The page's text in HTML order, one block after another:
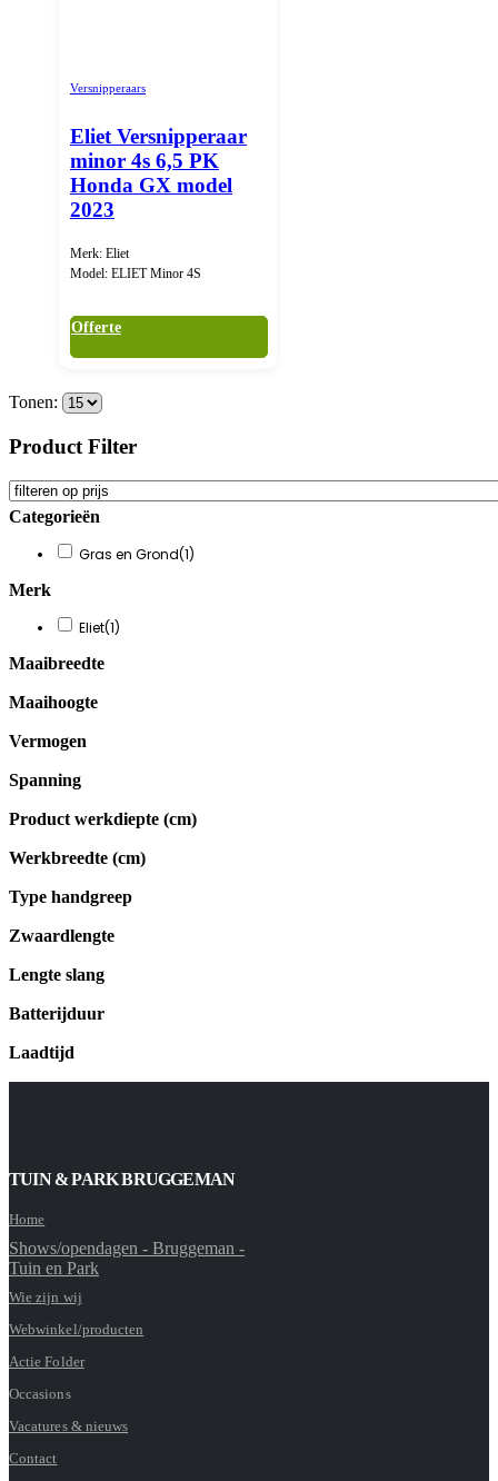
Versnipperaars
Eliet Versnipperaar
minor 4s 6,5 PK
Honda GX model
2023
Merk: Eliet
Model: ELIET Minor 4S
Offerte
Tonen:
Product Filter
Categorieën
Gras en Grond(1)
Merk
Eliet(1)
Maaibreedte
Maaihoogte
Vermogen
Spanning
Product werkdiepte (cm)
Werkbreedte (cm)
Type handgreep
Zwaardlengte
Lengte slang
Batterijduur
Laadtijd
TUIN & PARK BRUGGEMAN
Home
Shows/opendagen - Bruggeman -
Tuin en Park
Wie zijn wij
Webwinkel/producten
Actie Folder
Occasions
Vacatures & nieuws
Contact